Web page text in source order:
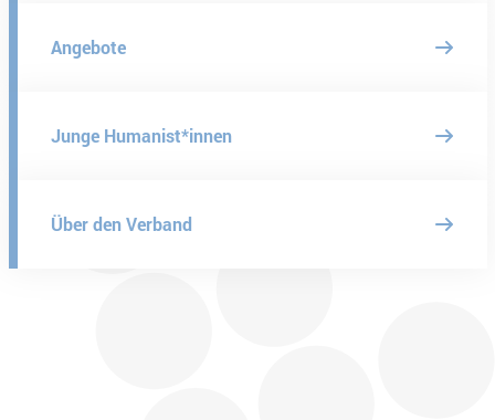
Angebote
Junge Humanist*innen
Über den Verband